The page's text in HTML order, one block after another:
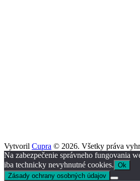
Vytvoril Cupra © 2026. Všetky práva
Na zabezpečenie správneho fungovania
iba technicky nevyhnutné cookies. Ok
Zásady ochrany osobných údajov